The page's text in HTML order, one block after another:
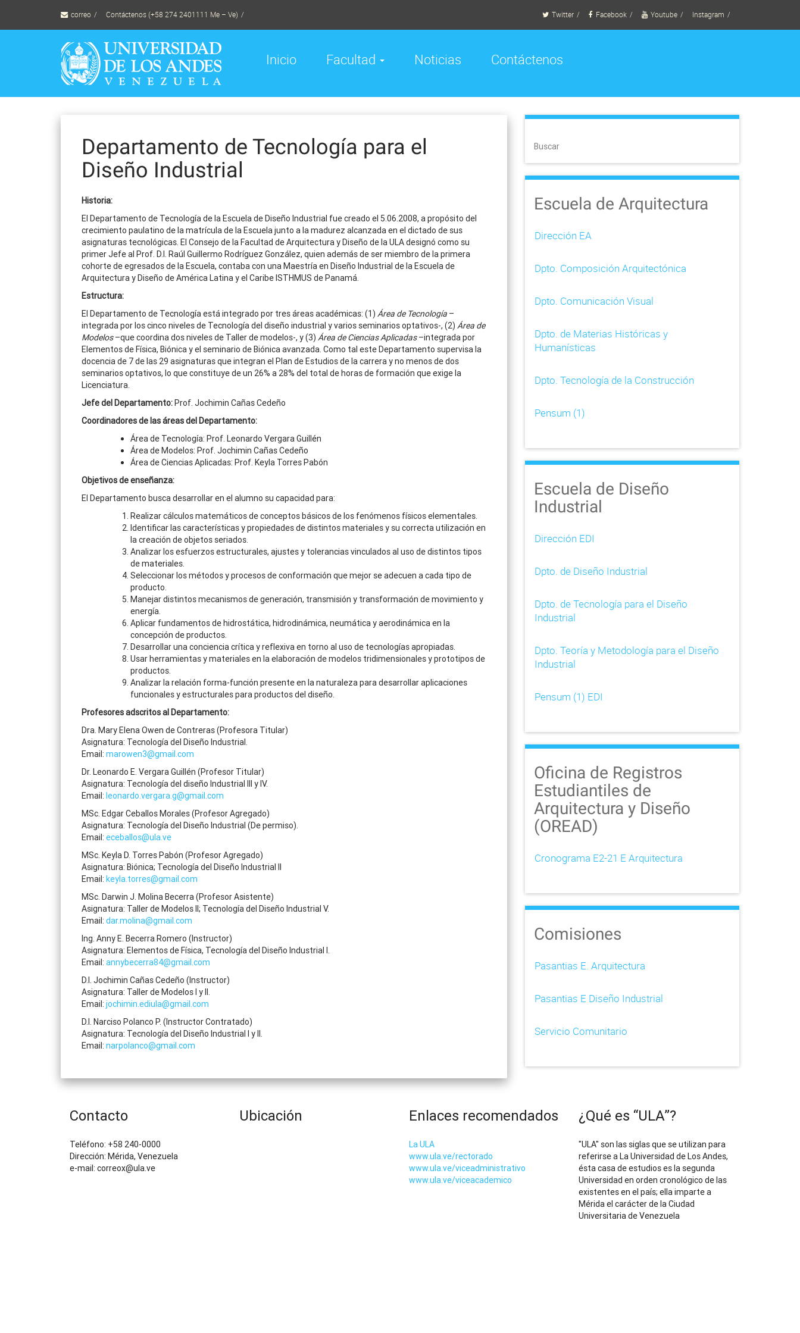
content
correo Contáctenos (+58 274 2401111 Me – Ve) Twitter Facebook Youtube Instagram
Inicio Facultad Noticias Contáctenos
Departamento de Tecnología para el
Diseño Industrial
Historia:
El Departamento de Tecnología de la Escuela de Diseño Industrial fue creado el 5.06.2008, a propósito del
crecimiento paulatino de la matrícula de la Escuela junto a la madurez alcanzada en el dictado de sus
asignaturas tecnológicas. El Consejo de la Facultad de Arquitectura y Diseño de la ULA designó como su
primer Jefe al Prof. D.I. Raúl Guillermo Rodríguez González, quien además de ser miembro de la primera
cohorte de egresados de la Escuela, contaba con una Maestría en Diseño Industrial de la Escuela de
Arquitectura y Diseño de América Latina y el Caribe ISTHMUS de Panamá.
Estructura:
El Departamento de Tecnología está integrado por tres áreas académicas: (1) Área de Tecnología –
integrada por los cinco niveles de Tecnología del diseño industrial y varios seminarios optativos-, (2) Área de
Modelos–que coordina dos niveles de Taller de modelos-, y (3) Área de Ciencias Aplicadas–integrada por
Elementos de Física, Biónica y el seminario de Biónica avanzada. Como tal este Departamento supervisa la
docencia de 7 de las 29 asignaturas que integran el Plan de Estudios de la carrera y no menos de dos
seminarios optativos, lo que constituye de un 26% a 28% del total de horas de formación que exige la
Licenciatura.
Jefe del Departamento:Prof. Jochimin Cañas Cedeño
Coordinadores de las áreas del Departamento:
Área de Tecnología: Prof. Leonardo Vergara Guillén
Área de Modelos: Prof. Jochimin Cañas Cedeño
Área de Ciencias Aplicadas: Prof. Keyla Torres Pabón
Objetivos de enseñanza:
El Departamento busca desarrollar en el alumno su capacidad para:
Realizar cálculos matemáticos de conceptos básicos de los fenómenos físicos elementales.
Identificar las características y propiedades de distintos materiales y su correcta utilización en
la creación de objetos seriados.
Analizar los esfuerzos estructurales, ajustes y tolerancias vinculados al uso de distintos tipos
de materiales.
Seleccionar los métodos y procesos de conformación que mejor se adecuen a cada tipo de
producto.
Manejar distintos mecanismos de generación, transmisión y transformación de movimiento y
energía.
Aplicar fundamentos de hidrostática, hidrodinámica, neumática y aerodinámica en la
concepción de productos.
Desarrollar una conciencia crítica y reflexiva en torno al uso de tecnologías apropiadas.
Usar herramientas y materiales en la elaboración de modelos tridimensionales y prototipos de
productos.
Analizar la relación forma-función presente en la naturaleza para desarrollar aplicaciones
funcionales y estructurales para productos del diseño.
Profesores adscritos al Departamento:
Dra. Mary Elena Owen de Contreras (Profesora Titular)
Asignatura: Tecnología del Diseño Industrial.
Email: marowen3@gmail.com
Dr. Leonardo E. Vergara Guillén (Profesor Titular)
Asignatura: Tecnología del diseño Industrial III y IV.
Email: leonardo.vergara.g@gmail.com
MSc. Edgar Ceballos Morales (Profesor Agregado)
Asignatura: Tecnología del Diseño Industrial (De permiso).
Email: eceballos@ula.ve
MSc. Keyla D. Torres Pabón (Profesor Agregado)
Asignatura: Biónica; Tecnología del Diseño Industrial II
Email: keyla.torres@gmail.com
MSc. Darwin J. Molina Becerra (Profesor Asistente)
Asignatura: Taller de Modelos II; Tecnología del Diseño Industrial V.
Email: dar.molina@gmail.com
Ing. Anny E. Becerra Romero (Instructor)
Asignatura: Elementos de Física, Tecnología del Diseño Industrial I.
Email: annybecerra84@gmail.com
D.I. Jochimin Cañas Cedeño (Instructor)
Asignatura: Taller de Modelos I y II.
Email: jochimin.ediula@gmail.com
D.I. Narciso Polanco P. (Instructor Contratado)
Asignatura: Tecnología del Diseño Industrial I y II.
Email: narpolanco@gmail.com
Buscar
Escuela de Arquitectura
Dirección EA
Dpto. Composición Arquitectónica
Dpto. Comunicación Visual
Dpto. de Materias Históricas y
Humanísticas
Dpto. Tecnología de la Construcción
Pensum (1)
Escuela de Diseño
Industrial
Dirección EDI
Dpto. de Diseño Industrial
Dpto. de Tecnología para el Diseño
Industrial
Dpto. Teoría y Metodología para el Diseño
Industrial
Pensum (1) EDI
Oficina de Registros
Estudiantiles de
Arquitectura y Diseño
(OREAD)
Cronograma E2-21 E Arquitectura
Comisiones
Pasantias E. Arquitectura
Pasantias E Diseño Industrial
Servicio Comunitario
Contacto
Teléfono: +58 240-0000
Dirección: Mérida, Venezuela
e-mail: correox@ula.ve
Ubicación Enlaces recomendados
La ULA
www.ula.ve/rectorado
www.ula.ve/viceadministrativo
www.ula.ve/viceacademico
¿Qué es “ULA”?
"ULA" son las siglas que se utilizan para
referirse a La Universidad de Los Andes,
ésta casa de estudios es la segunda
Universidad en orden cronológico de las
existentes en el país; ella imparte a
Mérida el carácter de la Ciudad
Universitaria de Venezuela